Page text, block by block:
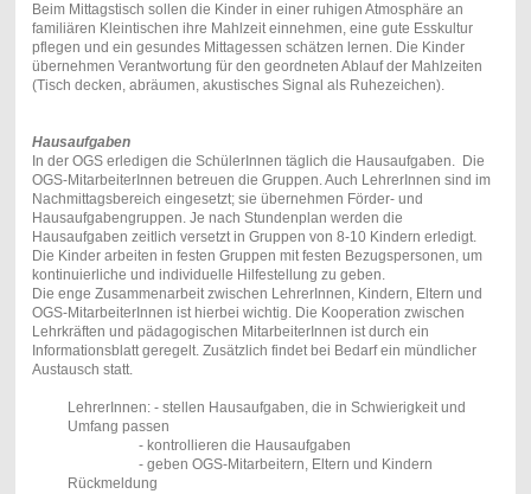
Beim Mittagstisch sollen die Kinder in einer ruhigen Atmosphäre an
familiären Kleintischen ihre Mahlzeit einnehmen, eine gute Esskultur
pflegen und ein gesundes Mittagessen schätzen lernen. Die Kinder
übernehmen Verantwortung für den geordneten Ablauf der Mahlzeiten
(Tisch decken, abräumen, akustisches Signal als Ruhezeichen).
Hausaufgaben
In der OGS erledigen die SchülerInnen täglich die Hausaufgaben. Die
OGS-MitarbeiterInnen betreuen die Gruppen. Auch LehrerInnen sind im
Nachmittagsbereich eingesetzt; sie übernehmen Förder- und
Hausaufgabengruppen. Je nach Stundenplan werden die
Hausaufgaben zeitlich versetzt in Gruppen von 8-10 Kindern erledigt.
Die Kinder arbeiten in festen Gruppen mit festen Bezugspersonen, um
kontinuierliche und individuelle Hilfestellung zu geben.
Die enge Zusammenarbeit zwischen LehrerInnen, Kindern, Eltern und
OGS-MitarbeiterInnen ist hierbei wichtig. Die Kooperation zwischen
Lehrkräften und pädagogischen MitarbeiterInnen ist durch ein
Informationsblatt geregelt. Zusätzlich findet bei Bedarf ein mündlicher
Austausch statt.
LehrerInnen: - stellen Hausaufgaben, die in Schwierigkeit und
Umfang passen
- kontrollieren die Hausaufgaben
- geben OGS-Mitarbeitern, Eltern und Kindern
Rückmeldung